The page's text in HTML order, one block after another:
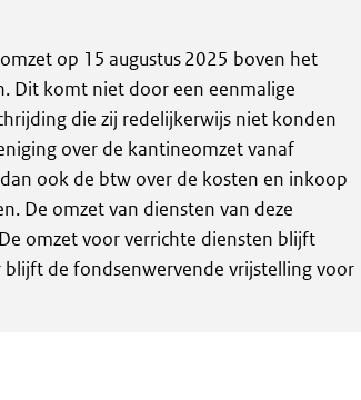
op 15 augustus 2025 boven het
Dit komt niet door een eenmalige
die zij redelijkerwijs niet konden
over de kantineomzet vanaf
ook de btw over de kosten en inkoop
De omzet van diensten van deze
omzet voor verrichte diensten blijft
de fondsenwervende vrijstelling voor